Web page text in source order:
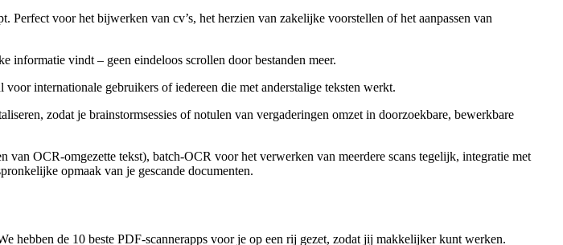
Perfect voor het bijwerken van cv’s, het herzien van zakelijke voorstellen of het aanpassen van
informatie vindt – geen eindeloos scrollen door bestanden meer.
internationale gebruikers of iedereen die met anderstalige teksten werkt.
zodat je brainstorm­sessies of notulen van vergaderingen omzet in doorzoekbare, bewerkbare
van OCR-omgezette tekst), batch-OCR voor het verwerken van meerdere scans tegelijk, integratie met
opmaak van je gescande documenten.
hebben de 10 beste PDF-scanner­apps voor je op een rij gezet, zodat jij makkelijker kunt werken.